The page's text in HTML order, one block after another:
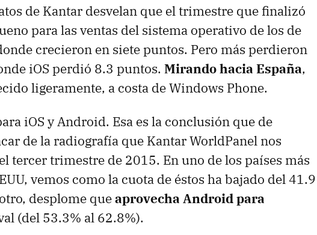
de Kantar desvelan que el trimestre que finalizó
para las ventas del sistema operativo de los de
crecieron en siete puntos. Pero más perdieron
iOS perdió 8.3 puntos. Mirando hacia España,
ligeramente, a costa de Windows Phone.
iOS y Android. Esa es la conclusión que de
de la radiografía que Kantar WorldPanel nos
tercer trimestre de 2015. En uno de los países más
vemos como la cuota de éstos ha bajado del 41.9
desplome queaprovecha Android para
(del 53.3% al 62.8%).